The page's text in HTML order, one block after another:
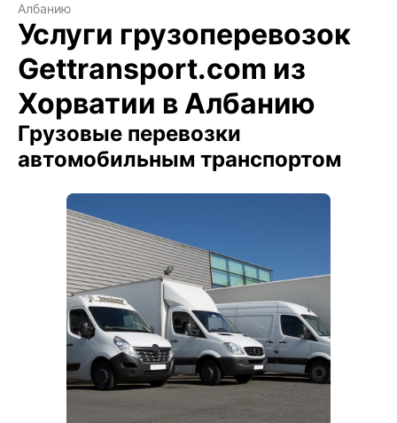
Албанию
Услуги грузоперевозок
Gettransport.com из
Хорватии в Албанию
Грузовые перевозки
автомобильным транспортом